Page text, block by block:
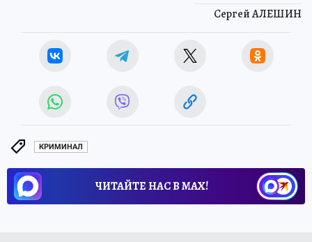
Сергей АЛЕШИН
КРИМИНАЛ
ЧИТАЙТЕ НАС В МАХ!